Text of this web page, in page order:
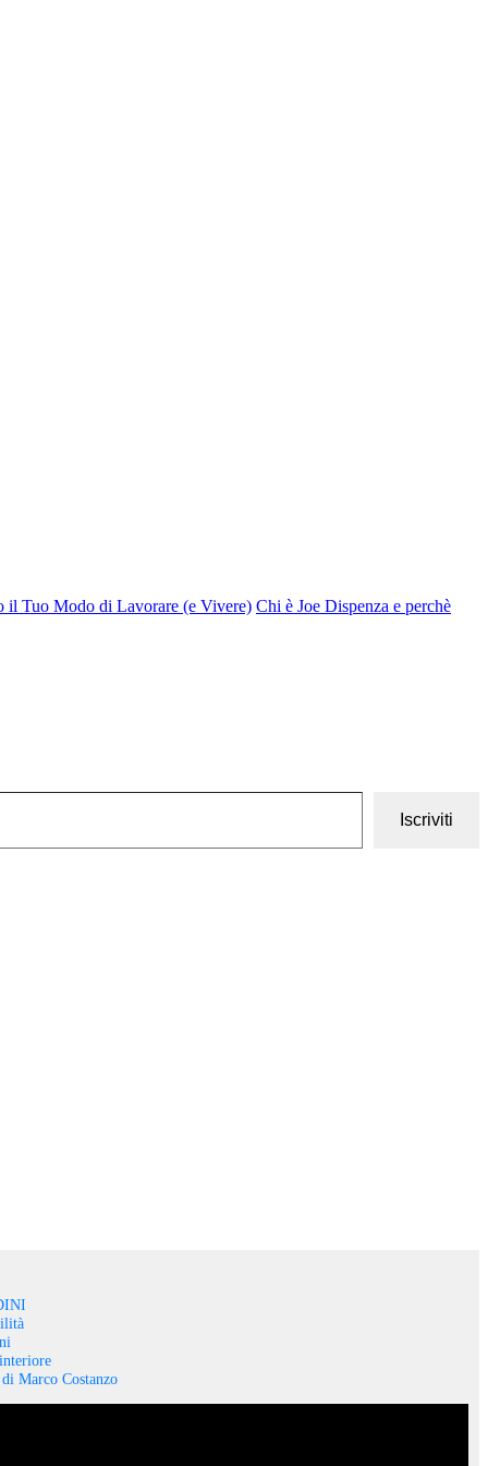
il Tuo Modo di Lavorare (e Vivere) Chi è Joe Dispenza e perchè
Iscriviti
Marco Costanzo